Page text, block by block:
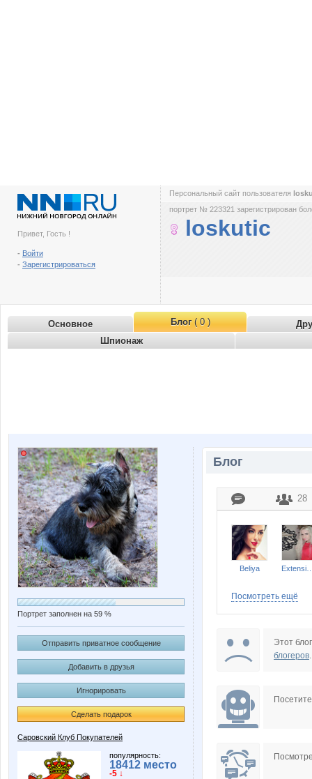
Привет, Гость !
- Войти
- Зарегистрироваться
Персональный сайт пользователя
портрет № 223321 зарегистрирован
loskutic
Основное Блог( 0 )
Шпионаж
Портрет заполнен на 59 %
Отправить приватное сообщение
Добавить в друзья
Игнорировать
Сделать подарок
Саровский Клуб Покупателей
популярность:
18412 место
-5 ↓
Блог
28
Beliya
Посмотреть ещё
Этот
блогеров.